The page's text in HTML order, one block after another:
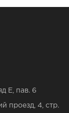
Е, пав. 6
проезд, 4, стр.